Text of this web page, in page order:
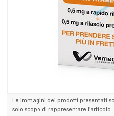
Le immagini dei prodotti presentati
solo scopo di rappresentare l'articolo.